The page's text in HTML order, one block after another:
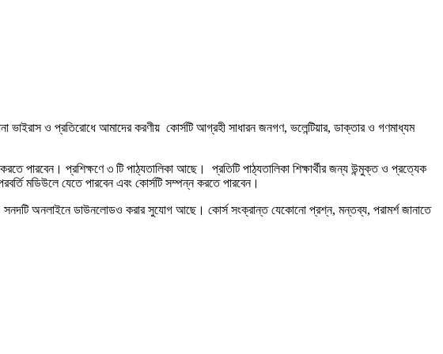
ও প্রতিরোধে আমাদের করণীয় কোর্সটি আগ্রহী সাধারন জনগণ, ভলেন্টিয়ার, ডাক্তার ও গণমাধ্যম
পারবেন। প্রশিক্ষণে ৩ টি পাঠ্যতালিকা আছে। প্রতিটি পাঠ্যতালিকা শিক্ষার্থীর জন্য উন্মুক্ত ও প্রত্যেক
মডিউলে যেতে পারবেন এবং কোর্সটি সম্পন্ন করতে পারবেন।
অনলাইনে ডাউনলোডও করার সুযোগ আছে। কোর্স সংক্রান্ত যেকোনো প্রশ্ন, মন্তব্য, পরামর্শ জানাতে